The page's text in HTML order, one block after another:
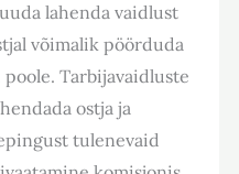
lahenda vaidlust
võimalik pöörduda
Tarbijavaidluste
ostja ja
tulenevaid